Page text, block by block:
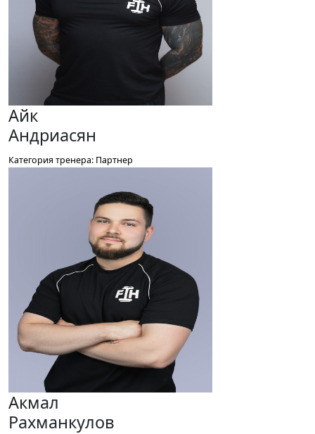
Айк
Андриасян
Категория тренера: Партнер
Акмал
Рахманкулов